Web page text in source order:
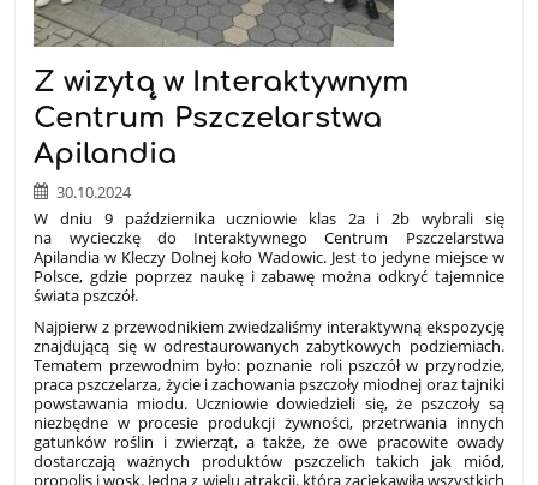
Z wizytą w Interaktywnym
Centrum Pszczelarstwa
Apilandia
30.10.2024
W dniu 9 października uczniowie klas 2a i 2b wybrali się
na wycieczkę do Interaktywnego Centrum Pszczelarstwa
Apilandia w Kleczy Dolnej koło Wadowic. Jest to jedyne miejsce w
Polsce, gdzie poprzez naukę i zabawę można odkryć tajemnice
świata pszczół.
Najpierw z przewodnikiem zwiedzaliśmy interaktywną ekspozycję
znajdującą się w odrestaurowanych zabytkowych podziemiach.
Tematem przewodnim było: poznanie roli pszczół w przyrodzie,
praca pszczelarza, życie i zachowania pszczoły miodnej oraz tajniki
powstawania miodu. Uczniowie dowiedzieli się, że pszczoły są
niezbędne w procesie produkcji żywności, przetrwania innych
gatunków roślin i zwierząt, a także, że owe pracowite owady
dostarczają ważnych produktów pszczelich takich jak miód,
propolis i wosk. Jedną z wielu atrakcji, która zaciekawiła wszystkich